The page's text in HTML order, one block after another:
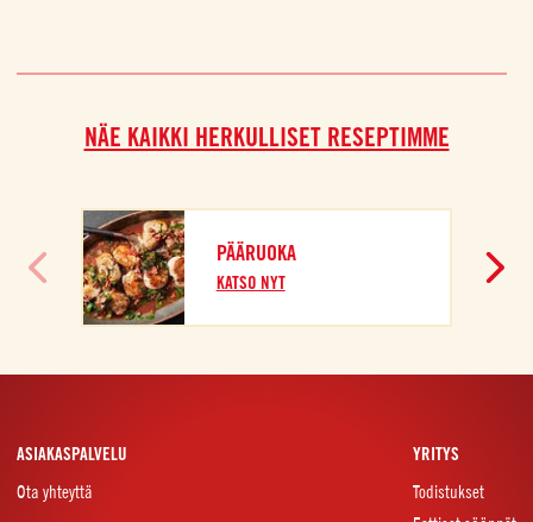
NÄE KAIKKI HERKULLISET RESEPTIMME
PÄÄRUOKA
KATSO NYT
ASIAKASPALVELU
Ota yhteyttä
YRITYS
Todistukset